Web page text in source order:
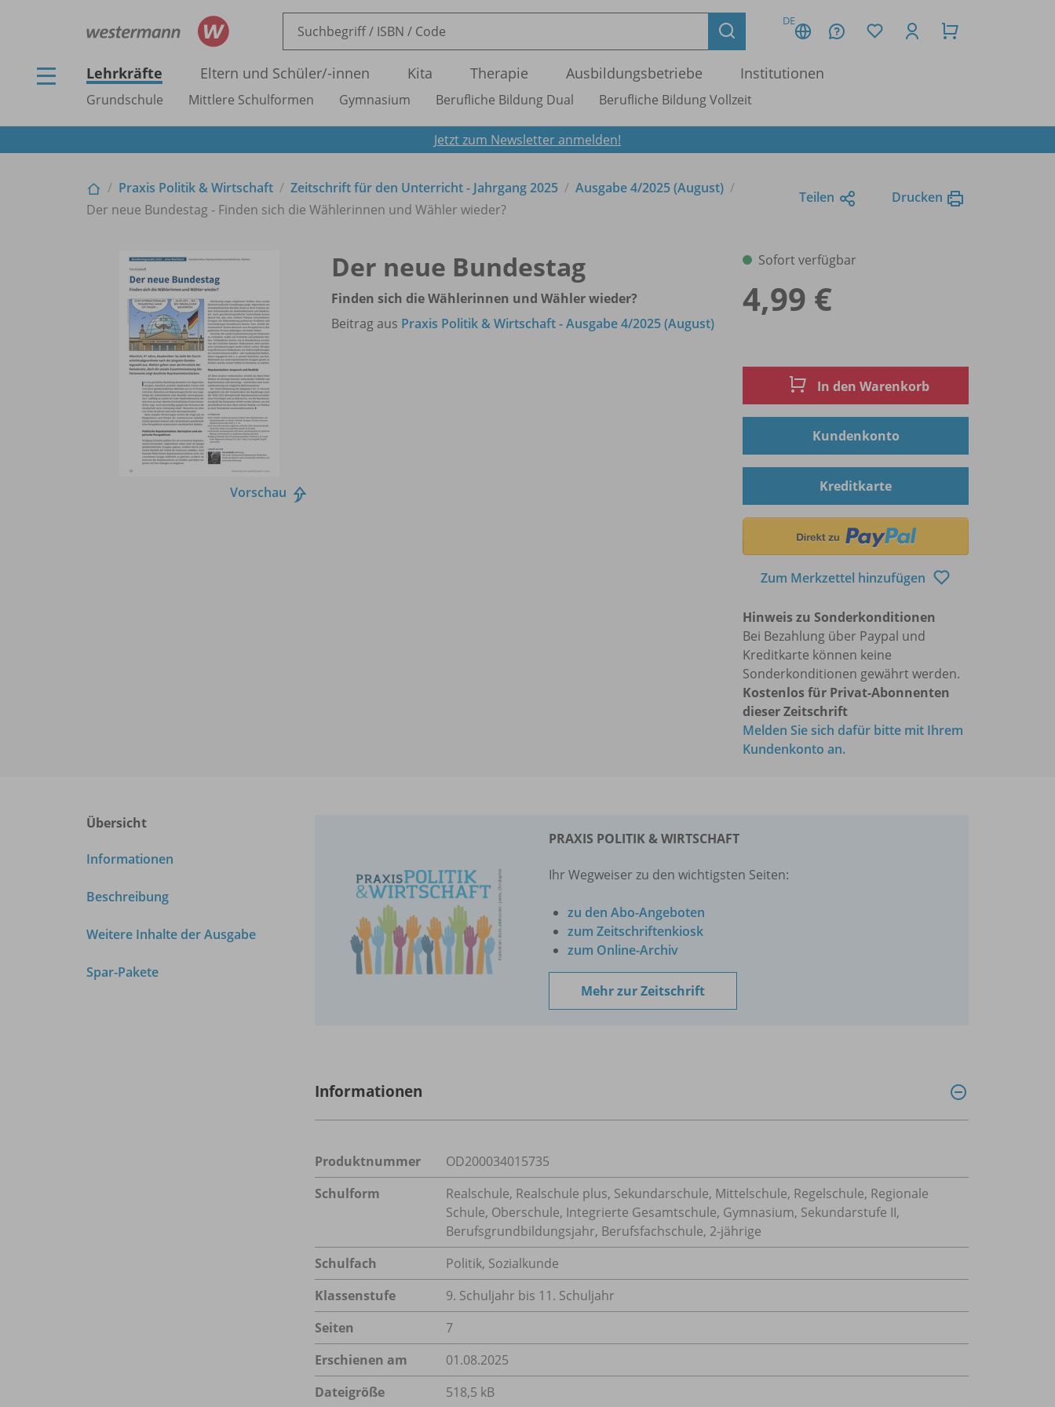
DE
Lehrkräfte Eltern und Schüler/-innen Kita Therapie Ausbildungsbetriebe Institutionen
Grundschule Mittlere Schulformen Gymnasium Berufliche Bildung Dual Berufliche Bildung Vollzeit
Jetzt zum Newsletter anmelden!
Praxis Politik & Wirtschaft Zeitschrift für den Unterricht - Jahrgang 2025 Ausgabe 4/2025 (August)
Der neue Bundestag - Finden sich die Wählerinnen und Wähler wieder?
Teilen Drucken
Vorschau
Der neue Bundestag
Finden sich die Wählerinnen und Wähler wieder?
Beitrag aus Praxis Politik & Wirtschaft - Ausgabe 4/2025 (August)
Sofort verfügbar
4,99 €
In den Warenkorb
Kundenkonto
Kreditkarte
Zum Merkzettel hinzufügen
Hinweis zu Sonderkonditionen
Bei Bezahlung über Paypal und
Kreditkarte können keine
Sonderkonditionen gewährt werden.
Kostenlos für Privat-Abonnenten
dieser Zeitschrift
Melden Sie sich dafür bitte mit Ihrem
Kundenkonto an.
Übersicht
Informationen
Beschreibung
Weitere Inhalte der Ausgabe
Spar-Pakete
PRAXIS POLITIK & WIRTSCHAFT
Ihr Wegweiser zu den wichtigsten Seiten:
zu den Abo-Angeboten
zum Zeitschriftenkiosk
zum Online-Archiv
Mehr zur Zeitschrift
Informationen
Produktnummer
OD200034015735
Schulform
Realschule, Realschule plus, Sekundarschule, Mittelschule, Regelschule, Regionale
Schule, Oberschule, Integrierte Gesamtschule, Gymnasium, Sekundarstufe II,
Berufsgrundbildungsjahr, Berufsfachschule, 2-jährige
Schulfach
Politik, Sozialkunde
Klassenstufe
9. Schuljahr bis 11. Schuljahr
Seiten
7
Erschienen am
01.08.2025
Dateigröße
518,5 kB